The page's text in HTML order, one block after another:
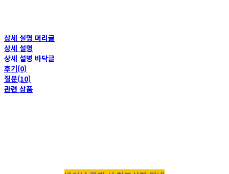
상세 설명 머리글
상세 설명
상세 설명 바닥글
후기(0)
질문(10)
관련 상품